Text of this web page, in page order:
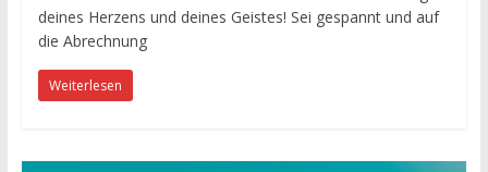
deines Herzens und deines Geistes! Sei gespannt und auf
die Abrechnung
Weiterlesen